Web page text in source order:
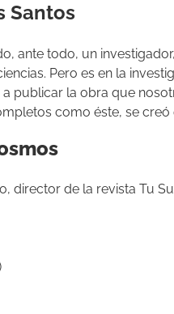
Santos
ante todo, un
Pero es en la
publicar la obra que
como éste, se
director de la revista Tu